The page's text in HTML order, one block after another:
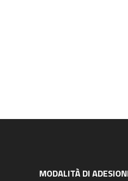
MODALITÀ DI